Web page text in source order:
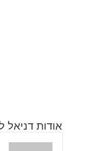
אודות דניאל